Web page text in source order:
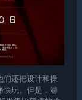
们还把设计和操
快玩。但是，游